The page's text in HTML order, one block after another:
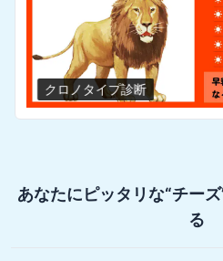
クロノタイプ診断
あなたにピッタリな“チー
る